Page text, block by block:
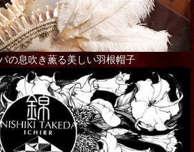
の息吹き薫る美しい羽根帽子